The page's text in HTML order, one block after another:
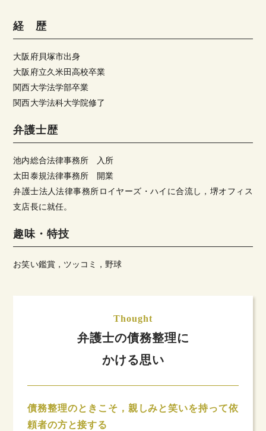
経 歴
大阪府貝塚市出身
大阪府立久米田高校卒業
関西大学法学部卒業
関西大学法科大学院修了
弁護士歴
池内総合法律事務所 入所
太田泰規法律事務所 開業
弁護士法人法律事務所ロイヤーズ・ハイに合流し，堺オフィス
支店長に就任。
趣味・特技
お笑い鑑賞，ツッコミ，野球
Thought
弁護士の債務整理に
かける思い
債務整理のときこそ，親しみと笑いを持って依
頼者の方と接する